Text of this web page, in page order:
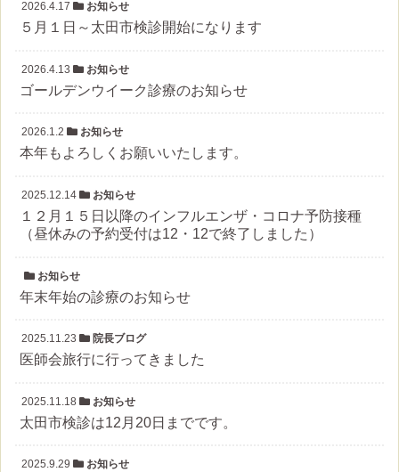
2026.4.17 お知らせ
５月１日～太田市検診開始になります
2026.4.13 お知らせ
ゴールデンウイーク診療のお知らせ
2026.1.2 お知らせ
本年もよろしくお願いいたします。
2025.12.14 お知らせ
１２月１５日以降のインフルエンザ・コロナ予防接種
（昼休みの予約受付は12・12で終了しました）
お知らせ
年末年始の診療のお知らせ
2025.11.23 院長ブログ
医師会旅行に行ってきました
2025.11.18 お知らせ
太田市検診は12月20日までです。
2025.9.29 お知らせ